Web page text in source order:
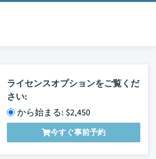
ライセンスオプションをご覧くだ
さい:
から始まる: $2,450
今すぐ事前予約